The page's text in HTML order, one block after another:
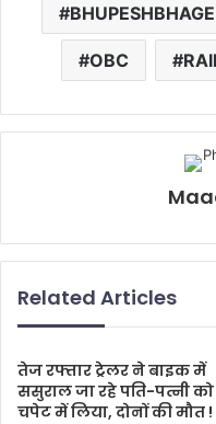
OBC
Related Articles
तेज रफ्तार ट्रेलर ने बाइक में
ससुराल जा रहे पति-पत्नी को
चपेट में लिया, दोनों की मौत !